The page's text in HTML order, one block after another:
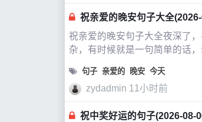
祝亲爱的晚安句子大全
祝亲爱的晚安句子大全夜深了
杂，有时候就是一句简单的话
句子 亲爱的 晚安 今天
zydadmin 11小时前
祝中奖好运的句子(2026-08-